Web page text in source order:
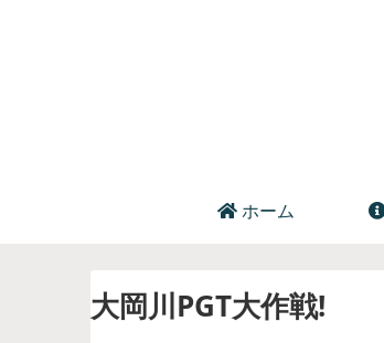
ホーム
大岡川PGT大作戦!